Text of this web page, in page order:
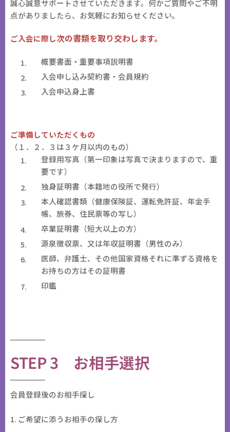
誠心誠意サポートさせていただきます。何かご質問やご不明
点がありましたら、お気軽にお知らせください。
ご入会に際し次の書類を取り交わします。
概要書面・重要事項説明書
入会申し込み契約書・会員規約
入会申込身上書
ご準備していただくもの
（１．２．３は３ケ月以内のもの）
登録用写真（第一印象は写真で決まりますので、重
要です）
独身証明書（本籍地の役所で発行）
本人確認書類（健康保険証、運転免許証、年金手
帳、旅券、住民票等の写し）
卒業証明書（短大以上の方）
源泉徴収票、又は年収証明書（男性のみ）
医師、弁護士、その他国家資格それに準ずる資格を
お持ちの方はその証明書
印鑑
STEP 3 お相手選択
会員登録後のお相手探し
1. ご希望に添うお相手の探し方